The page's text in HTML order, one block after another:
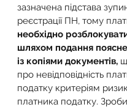
зазначена підстава
реєстрації ПН, тому
необхідно
шляхом подання
із копіями документів,
про невідповідність
податку критеріям
платника податку.